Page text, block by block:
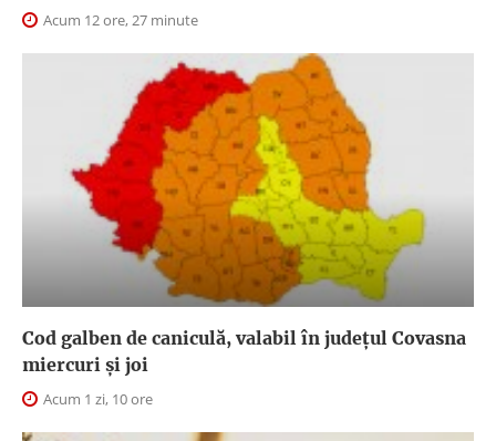
Acum 12 ore, 27 minute
Cod galben de caniculă, valabil în judeţul Covasna
miercuri și joi
Acum 1 zi, 10 ore